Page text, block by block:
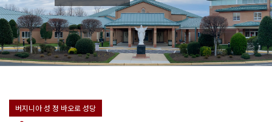
버지니아 성 정 바오로 성당